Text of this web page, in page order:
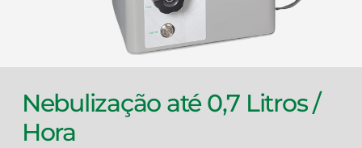
Nebulização até 0,7 Litros /
Hora